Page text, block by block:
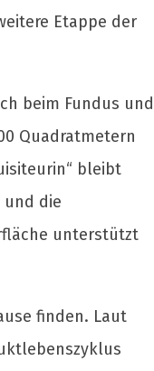
Etappe der
beim Fundus und
Quadratmetern
bleibt
und die
unterstützt
finden. Laut